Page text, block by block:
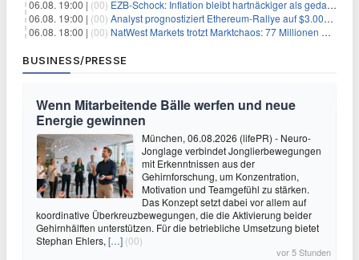
06.08. 19:00 | (00) EZB-Schock: Inflation bleibt hartnäckiger als gedacht – 2027 wird zum kritischen Test
06.08. 19:00 | (00) Analyst prognostiziert Ethereum-Rallye auf $3.000 nach entscheidendem On-Chain-Ausbruch
06.08. 18:00 | (00) NatWest Markets trotzt Marktchaos: 77 Millionen Pfund Gewinn im ersten Halbjahr
BUSINESS/PRESSE
Wenn Mitarbeitende Bälle werfen und neue
Energie gewinnen
München, 06.08.2026 (lifePR) - Neuro-
Jonglage verbindet Jonglierbewegungen
mit Erkenntnissen aus der
Gehirnforschung, um Konzentration,
Motivation und Teamgefühl zu stärken.
Das Konzept setzt dabei vor allem auf
koordinative Überkreuzbewegungen, die die Aktivierung beider
Gehirnhälften unterstützen. Für die betriebliche Umsetzung bietet
Stephan Ehlers, […] (00)
vor 5 Stunden